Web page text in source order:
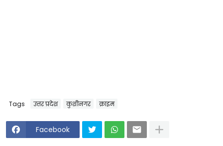
Tags उत्तर प्रदेश कुशीनगर क्राइम
Facebook